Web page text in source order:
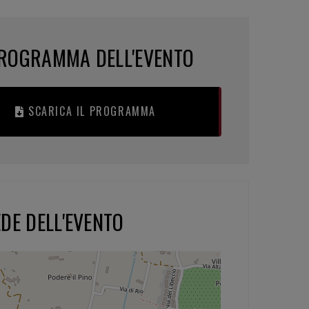
DELL'EVENTO
SCARICA IL PROGRAMMA
DELL'EVENTO